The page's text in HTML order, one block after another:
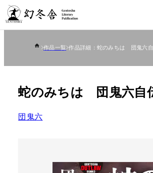
作品一覧 作品詳細：蛇のみちは 団鬼六
蛇のみちは 団鬼六自
団鬼六